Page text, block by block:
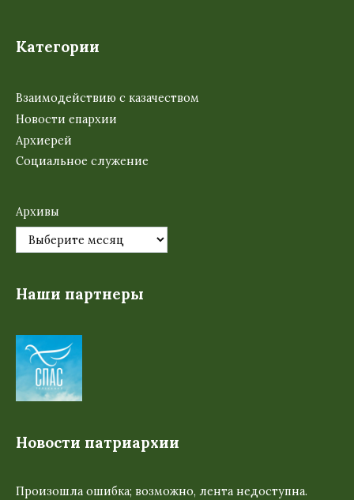
Категории
Взаимодействию с казачеством
Новости епархии
Архиерей
Социальное служение
Архивы
Наши партнеры
Новости патриархии
Произошла ошибка; возможно, лента недоступна.